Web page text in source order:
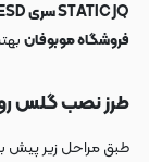
STATIC JQ سری ESD فول کاور اورجینال
فروشگاه موبوفان
طرز نصب گلس
طبق مراحل زیر پیش